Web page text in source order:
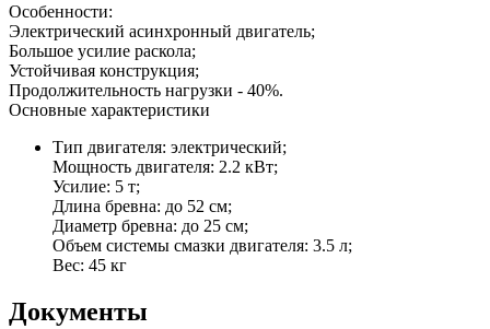
Особенности:
Электрический асинхронный двигатель;
Большое усилие раскола;
Устойчивая конструкция;
Продолжительность нагрузки - 40%.
Основные характеристики
Тип двигателя: электрический;
Мощность двигателя: 2.2 кВт;
Усилие: 5 т;
Длина бревна: до 52 см;
Диаметр бревна: до 25 см;
Объем системы смазки двигателя: 3.5 л;
Вес: 45 кг
Документы